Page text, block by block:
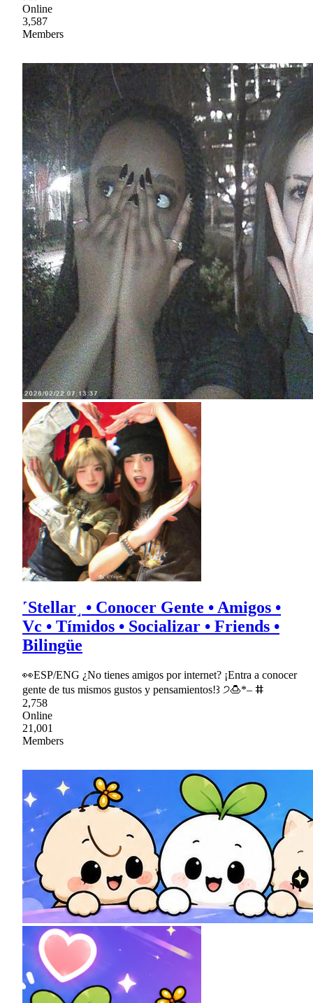
Online
3,587
Members
˹Stellar˼ • Conocer Gente • Amigos •
Vc • Tímidos • Socializar • Friends •
Bilingüe
👀ESP/ENG ¿No tienes amigos por internet? ¡Entra a conocer
gente de tus mismos gustos y pensamientos!꒱ ੭🍮*– ⵌ
2,758
Online
21,001
Members